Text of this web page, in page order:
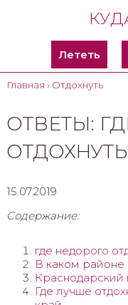
Лететь
Главная › Отдохнуть
ОТВЕТЫ:
15.07.2019
Содержание:
где недорого
В каком районе
Краснодарский
Где лучше